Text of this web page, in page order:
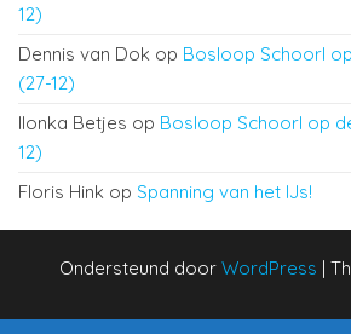
12)
Dennis van Dok op Bosloop Schoorl
(27-12)
Ilonka Betjes op Bosloop Schoorl op
12)
Floris Hink op Spanning van het IJs!
Ondersteund door WordPress |